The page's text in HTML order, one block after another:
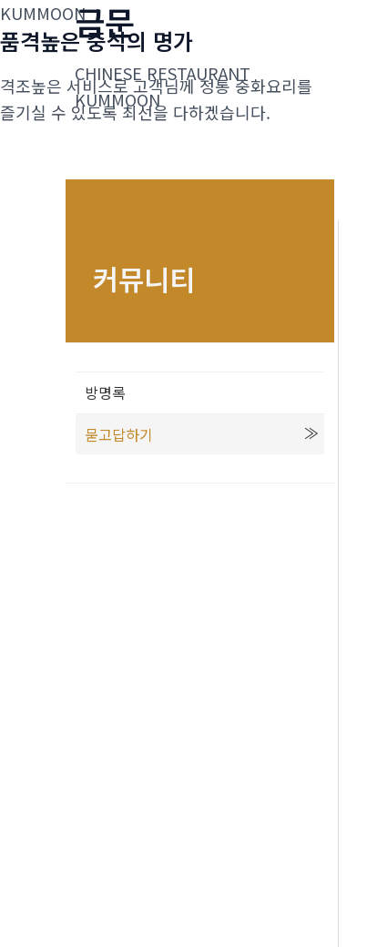
콘
텐
로
건
금문
CHINESE RESTAURANT
KUMMOON
KUMMOON
품격높은 중식의 명가
격조높은 서비스로 고객님께 정통 중화요리를
즐기실 수 있도록 최선을 다하겠습니다.
커뮤니티
방명록
묻고답하기